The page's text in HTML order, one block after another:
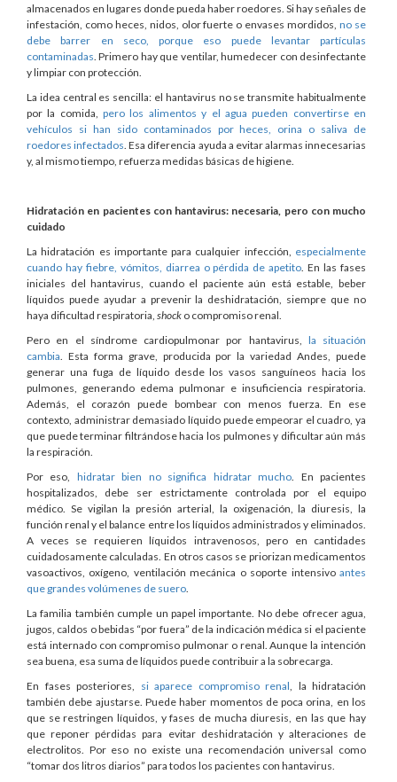
almacenados en lugares donde pueda haber roedores. Si hay señales de
infestación, como heces, nidos, olor fuerte o envases mordidos,no se
debe barrer en seco, porque eso puede levantar partículas
contaminadas . Primero hay que ventilar, humedecer con desinfectante
y limpiar con protección.
La idea central es sencilla: el hantavirus no se transmite habitualmente
por la comida,pero los alimentos y el agua pueden convertirse en
vehículos si han sido contaminados por heces, orina o saliva de
roedores infectados . Esa diferencia ayuda a evitar alarmas innecesarias
y, al mismo tiempo, refuerza medidas básicas de higiene.
Hidratación en pacientes con hantavirus: necesaria, pero con mucho
cuidado
La hidratación es importante para cualquier infección, especialmente
cuando hay fiebre, vómitos, diarrea o pérdida de apetito . En las fases
iniciales del hantavirus, cuando el paciente aún está estable, beber
líquidos puede ayudar a prevenir la deshidratación, siempre que no
haya dificultad respiratoria, shock o compromiso renal.
Pero en el síndrome cardiopulmonar por hantavirus, la situación
cambia . Esta forma grave, producida por la variedad Andes, puede
generar una fuga de líquido desde los vasos sanguíneos hacia los
pulmones, generando edema pulmonar e insuficiencia respiratoria.
Además, el corazón puede bombear con menos fuerza. En ese
contexto, administrar demasiado líquido puede empeorar el cuadro, ya
que puede terminar filtrándose hacia los pulmones y dificultar aún más
la respiración.
Por eso, hidratar bien no significa hidratar mucho . En pacientes
hospitalizados, debe ser estrictamente controlada por el equipo
médico. Se vigilan la presión arterial, la oxigenación, la diuresis, la
función renal y el balance entre los líquidos administrados y eliminados.
A veces se requieren líquidos intravenosos, pero en cantidades
cuidadosamente calculadas. En otros casos se priorizan medicamentos
vasoactivos, oxígeno, ventilación mecánica o soporte intensivo antes
que grandes volúmenes de suero
La familia también cumple un papel importante. No debe ofrecer agua,
jugos, caldos o bebidas “por fuera” de la indicación médica si el paciente
está internado con compromiso pulmonar o renal. Aunque la intención
sea buena, esa suma de líquidos puede contribuir a la sobrecarga.
En fases posteriores, si aparece compromiso renal , la hidratación
también debe ajustarse. Puede haber momentos de poca orina, en los
que se restringen líquidos, y fases de mucha diuresis, en las que hay
que reponer pérdidas para evitar deshidratación y alteraciones de
electrolitos. Por eso no existe una recomendación universal como
“tomar dos litros diarios” para todos los pacientes con hantavirus.